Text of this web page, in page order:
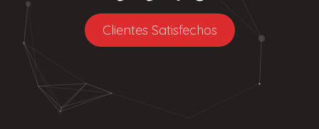
Clientes Satisfechos